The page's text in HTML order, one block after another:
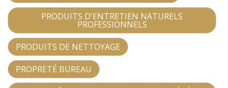
PRODUITS D'ENTRETIEN NATURELS
PROFESSIONNELS
PRODUITS DE NETTOYAGE
PROPRETÉ BUREAU